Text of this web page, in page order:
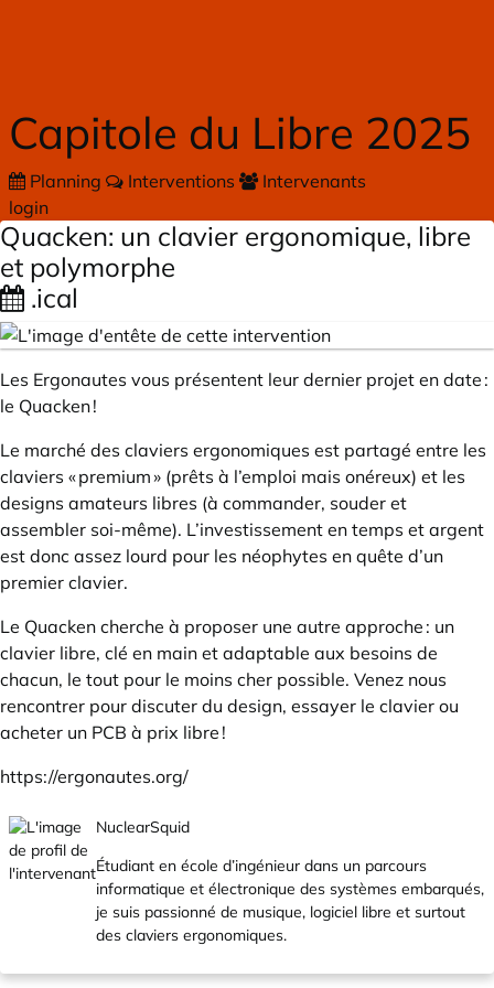
Capitole du Libre 2025
Planning Interventions
Intervenants
login
Quacken: un clavier ergonomique, libre
et polymorphe
.ical
Les Ergonautes vous présentent leur dernier projet en date :
le Quacken !
Le marché des claviers ergonomiques est partagé entre les
claviers « premium » (prêts à l’emploi mais onéreux) et les
designs amateurs libres (à commander, souder et
assembler soi-même). L’investissement en temps et argent
est donc assez lourd pour les néophytes en quête d’un
premier clavier.
Le Quacken cherche à proposer une autre approche : un
clavier libre, clé en main et adaptable aux besoins de
chacun, le tout pour le moins cher possible. Venez nous
rencontrer pour discuter du design, essayer le clavier ou
acheter un PCB à prix libre !
https://ergonautes.org/
NuclearSquid
Étudiant en école d’ingénieur dans un parcours
informatique et électronique des systèmes embarqués,
je suis passionné de musique, logiciel libre et surtout
des claviers ergonomiques.